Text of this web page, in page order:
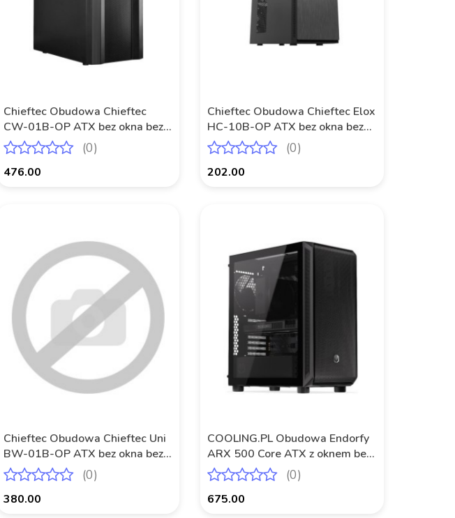
Chieftec Obudowa Chieftec
CW-01B-OP ATX bez okna bez
zasilacza
(0)
476.00
Chieftec Obudowa Chieftec Elox
HC-10B-OP ATX bez okna bez
zasilacza czarna(0)
202.00
Chieftec Obudowa Chieftec Uni
BW-01B-OP ATX bez okna bez
zasilacza czarna(0)
380.00
COOLING.PL Obudowa Endorfy
ARX 500 Core ATX z oknem bez
zasilacza czarna(0)
675.00